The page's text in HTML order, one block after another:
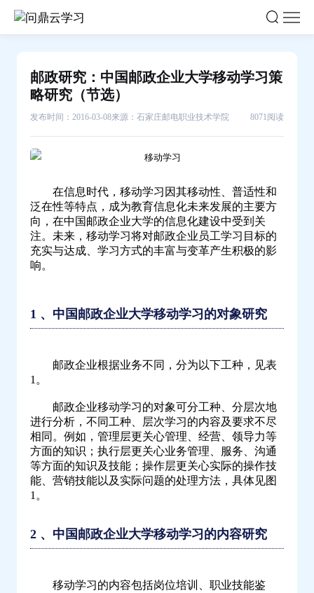
邮政研究：中国邮政企业大学移动学习策
略研究（节选）
发布时间：2016-03-08来源：石家庄邮电职业技术学院 8071阅读
在信息时代，移动学习因其移动性、普适性和
泛在性等特点，成为教育信息化未来发展的主要方
向，在中国邮政企业大学的信息化建设中受到关
注。未来，移动学习将对邮政企业员工学习目标的
充实与达成、学习方式的丰富与变革产生积极的影
响。
1 、中国邮政企业大学移动学习的对象研究
邮政企业根据业务不同，分为以下工种，见表
1。
邮政企业移动学习的对象可分工种、分层次地
进行分析，不同工种、层次学习的内容及要求不尽
相同。例如，管理层更关心管理、经营、领导力等
方面的知识；执行层更关心业务管理、服务、沟通
等方面的知识及技能；操作层更关心实际的操作技
能、营销技能以及实际问题的处理方法，具体见图
1。
2 、中国邮政企业大学移动学习的内容研究
移动学习的内容包括岗位培训、职业技能鉴